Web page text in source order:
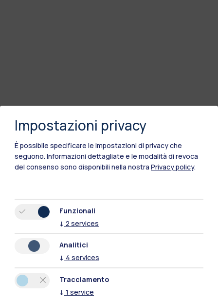
Polimi Community
Tutti i siti dell’ecosistema
Impostazioni privacy
È possibile specificare le impostazioni di privacy che
seguono. Informazioni dettagliate e le modalità di revoca
del consenso sono disponibili nella nostra Privacy policy.
Funzionali
↓ 2 services
Analitici
↓ 4 services
Tracciamento
↓ 1 service